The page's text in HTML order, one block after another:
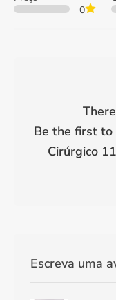
0
Be the first to
Cirúrgico
Escreva uma